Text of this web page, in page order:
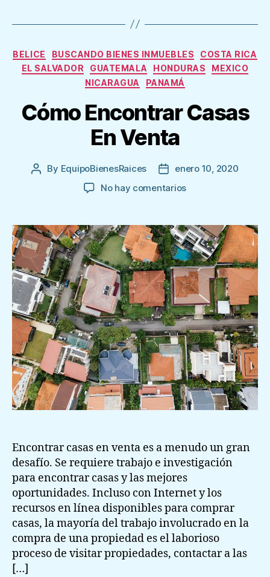
Categories
BELICE BUSCANDO BIENES INMUEBLES
COSTA RICA
EL SALVADOR
GUATEMALA HONDURAS
MEXICO
NICARAGUA
PANAMÁ
Cómo Encontrar Casas
En Venta
Post
By EquipoBienesRaices
Post
date
enero 10, 2020
No hay comentariosen
Casas
En
Venta
Encontrar casas en venta es a menudo un gran
desafío. Se requiere trabajo e investigación
para encontrar casas y las mejores
oportunidades. Incluso con Internet y los
recursos en línea disponibles para comprar
casas, la mayoría del trabajo involucrado en la
compra de una propiedad es el laborioso
proceso de visitar propiedades, contactar a las
[…]